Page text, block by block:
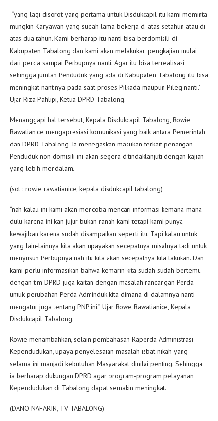
“yang lagi disorot yang pertama untuk Disdukcapil itu kami meminta
mungkin Karyawan yang sudah lama bekerja di atas setahun atau di
atas dua tahun. Kami berharap itu nanti bisa berdomisili di
Kabupaten Tabalong dan kami akan melakukan pengkajian mulai
dari perda sampai Perbupnya nanti. Agar itu bisa terrealisasi
sehingga jumlah Penduduk yang ada di Kabupaten Tabalong itu bisa
meningkat nantinya pada saat proses Pilkada maupun Pileg nanti.”
Ujar Riza Pahlipi, Ketua DPRD Tabalong.
Menanggapi hal tersebut, Kepala Disdukcapil Tabalong, Rowie
Rawatianice mengapresiasi komunikasi yang baik antara Pemerintah
dan DPRD Tabalong. Ia menegaskan masukan terkait penangan
Penduduk non domisili ini akan segera ditindaklanjuti dengan kajian
yang lebih mendalam.
(sot : rowie rawatianice, kepala disdukcapil tabalong)
“nah kalau ini kami akan mencoba mencari informasi kemana-mana
dulu karena ini kan jujur bukan ranah kami tetapi kami punya
kewajiban karena sudah disampaikan seperti itu. Tapi kalau untuk
yang lain-lainnya kita akan upayakan secepatnya misalnya tadi untuk
menyusun Perbupnya nah itu kita akan secepatnya kita lakukan. Dan
kami perlu informasikan bahwa kemarin kita sudah sudah bertemu
dengan tim DPRD juga kaitan dengan masalah rancangan Perda
untuk perubahan Perda Adminduk kita dimana di dalamnya nanti
mengatur juga tentang PNP ini.” Ujar Rowe Rawatianice, Kepala
Disdukcapil Tabalong.
Rowie menambahkan, selain pembahasan Raperda Administrasi
Kependudukan, upaya penyelesaian masalah isbat nikah yang
selama ini manjadi kebutuhan Masyarakat dinilai penting. Sehingga
ia berharap dukungan DPRD agar program-program pelayanan
Kependudukan di Tabalong dapat semakin meningkat.
(DANO NAFARIN, TV TABALONG)